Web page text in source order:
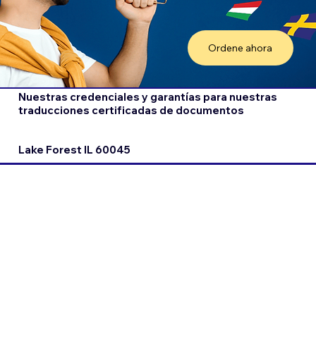
Ordene ahora
Nuestras credenciales y garantías para nuestras
traducciones certificadas de documentos
Lake Forest IL 60045